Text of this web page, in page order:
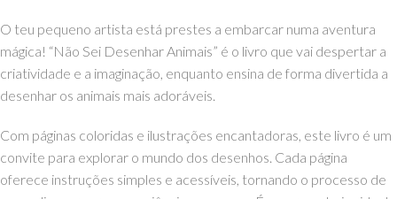
O teu pequeno artista está prestes a embarcar numa aventura
mágica! “Não Sei Desenhar Animais” é o livro que vai despertar a
criatividade e a imaginação, enquanto ensina de forma divertida a
desenhar os animais mais adoráveis.
Com páginas coloridas e ilustrações encantadoras, este livro é um
convite para explorar o mundo dos desenhos. Cada página
oferece instruções simples e acessíveis, tornando o processo de